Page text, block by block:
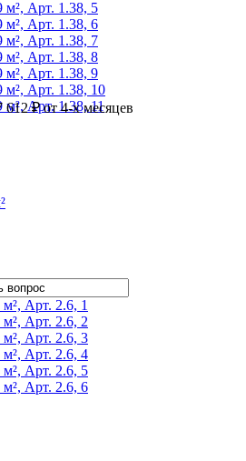
₽ от 4-х месяцев